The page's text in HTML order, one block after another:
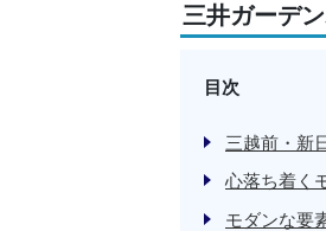
三井ガーデ
目次
三越前・新
心落ち着く
モダンな要